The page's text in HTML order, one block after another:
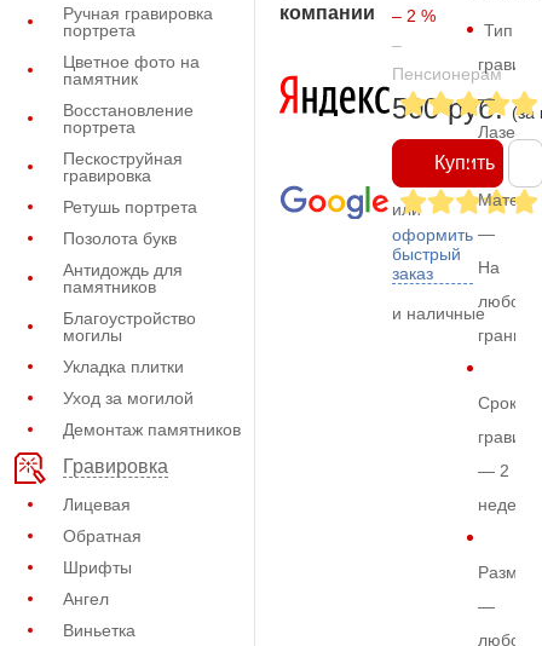
Ручная гравировка
портрета
Цветное фото на
памятник
Восстановление
портрета
Пескоструйная
гравировка
Ретушь портрета
Позолота букв
Антидождь для
памятников
Благоустройство
могилы
Укладка плитки
Уход за могилой
Демонтаж памятников
Гравировка
Лицевая
Обратная
Шрифты
Ангел
Виньетка
компании
– 2 %
–
Пенсионерам
500 руб. (за
Купить
или
оформить
быстрый
заказ
и наличные
Тип
—
—
На
любом
граните
Срок
— 2
недели
Размер
—
любой